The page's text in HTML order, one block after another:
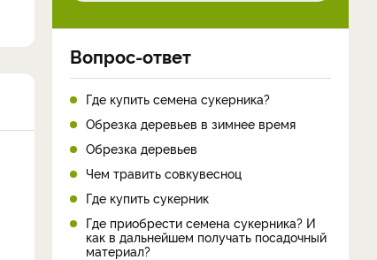
Вопрос-ответ
Где купить семена сукерника?
Обрезка деревьев в зимнее время
Обрезка деревьев
Чем травить совкувесноц
Где купить сукерник
Где приобрести семена сукерника? И
как в дальнейшем получать посадочный
материал?